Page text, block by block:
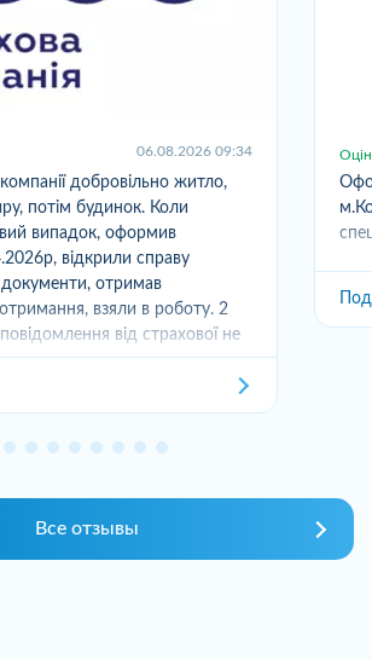
06.08.2026 09:34
добровільно житло,
потім будинок. Коли
випадок, оформив
відкрили справу
отримав
взяли в роботу. 2
від страхової не
Все отзывы